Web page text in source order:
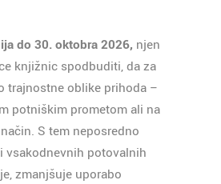
do 30. oktobra 2026, njen
knjižnic spodbuditi, da za
trajnostne oblike prihoda –
potniškim prometom ali na
S tem neposredno
vsakodnevnih potovalnih
zmanjšuje uporabo